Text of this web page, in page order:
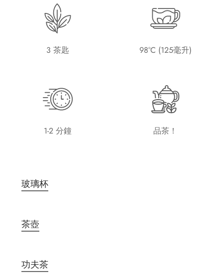
3 茶匙 98°C (125毫升)
1-2 分鐘 品茶！
玻璃杯
茶壺
功夫茶